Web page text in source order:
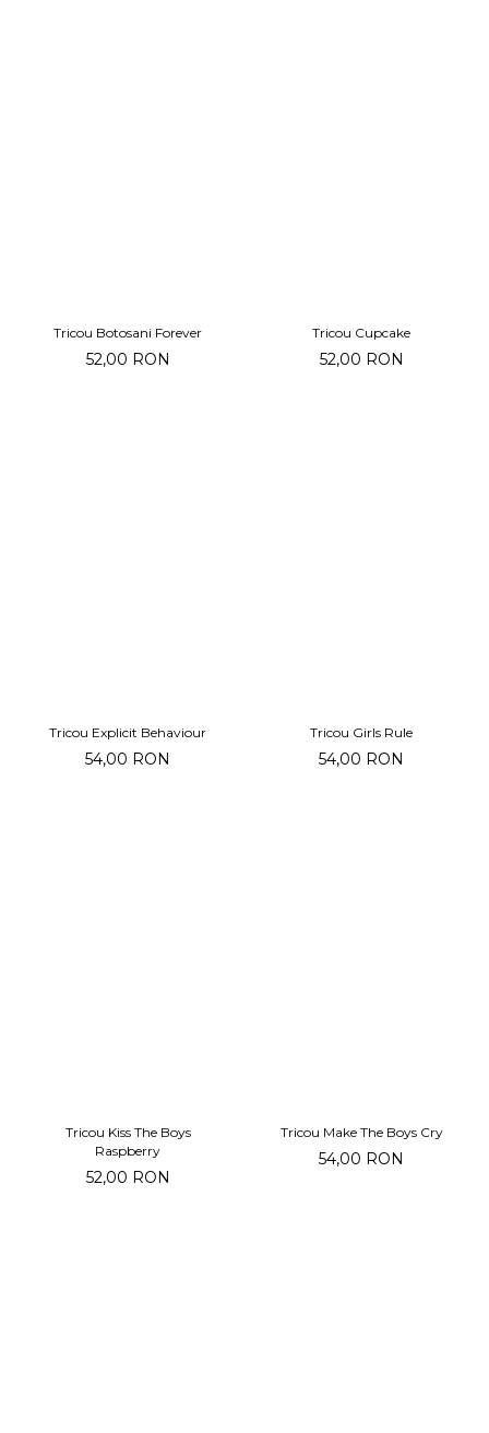
Tricou Botosani Forever
52,00 RON
Tricou Cupcake
52,00 RON
Tricou Explicit Behaviour
54,00 RON
Tricou Girls Rule
54,00 RON
Tricou Kiss The Boys
Raspberry
52,00 RON
Tricou Make The Boys Cry
54,00 RON